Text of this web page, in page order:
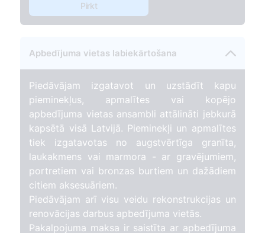
Pirkt
Apbedījuma vietas labiekārtošana
Piedāvājam izgatavot un uzstādīt kapu
pieminekļus, apmalītes vai kopējo
apbedījuma vietas ansambli attālināti jebkurā
kapsētā visā Latvijā. Pieminekļi un apmalītes
tiek izgatavotas no augstvērtīga granīta,
laukakmens vai marmora - ar gravējumiem,
portretiem vai bronzas burtiem un dažādiem
citiem aksesuāriem.
Piedāvājam arī visu veidu rekonstrukcijas un
renovācijas darbus apbedījuma vietās.
Pakalpojuma maksa ir saistīta ar apbedījuma